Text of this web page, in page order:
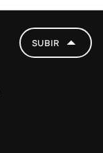
SUBIR